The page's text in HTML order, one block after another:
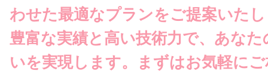
わせた最適なプランをご提案いた
豊富な実績と高い技術力で、あな
いを実現します。まずはお気軽に